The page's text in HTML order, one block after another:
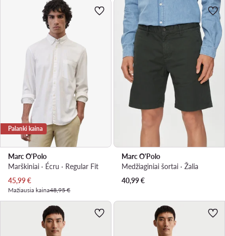
Palanki kaina
Marc O'Polo
Marškiniai · Écru · Regular Fit
Dabartinė kaina
45,99€
Mažiausia kaina48,95 €
Marc O'Polo
Medžiaginiai šortai · Žalia
40,99€